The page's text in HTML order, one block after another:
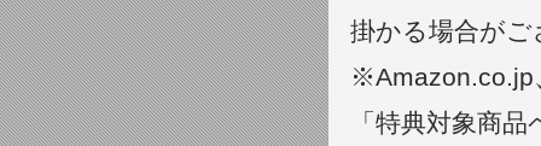
掛かる場合がご
※Amazon.co.jp
「特典対象商